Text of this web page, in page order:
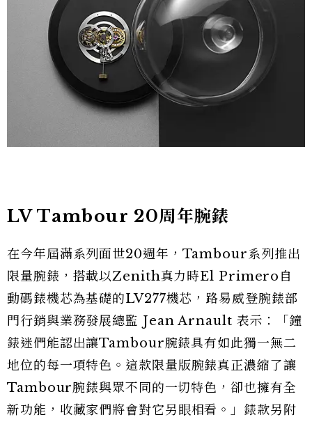
LV Tambour 20周年腕錶
在今年屆滿系列面世20週年，Tambour系列推出
限量腕錶，搭載以Zenith真力時El Primero自
動碼錶機芯為基礎的LV277機芯，路易威登腕錶部
門行銷與業務發展總監 Jean Arnault 表示：「鐘
錶迷們能認出讓Tambour腕錶具有如此獨一無二
地位的每一項特色。這款限量版腕錶真正濃縮了讓
Tambour腕錶與眾不同的一切特色，卻也擁有全
新功能，收藏家們將會對它另眼相看。」錶款另附